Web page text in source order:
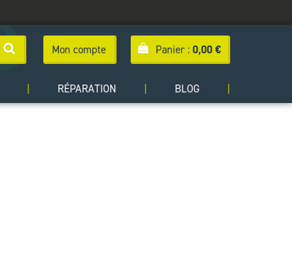
Panier : 0,00 €
Mon compte
RÉPARATION BLOG